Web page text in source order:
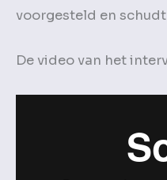
voorgesteld en
De video van het